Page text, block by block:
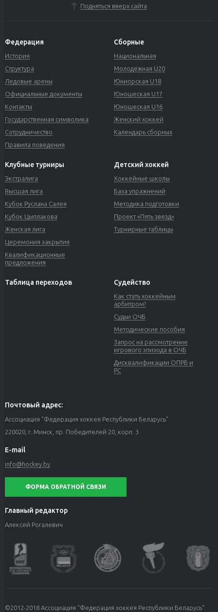
Подняться вверх сайта
Федерация
История
Структура
Ледовые арены
Официальные документы
Контакты
Государственная символика
Сотрудничество
Правила поведения
Сборные
Национальная
Молодежная U20
Юниорская U18
Юношеская U17
Юношеская U16
Женский хоккей
Календарь сборных
Клубные турниры
Экстралига
Высшая лига
Кубок Руслана Салея
Кубок Цыплакова
Женская лига
Церемония закрытия
Квалификационные
предложения
Детский хоккей
Хоккейные школы
База упражнений
Методика подготовки
Проект «Пять звезд»
Турнирные таблицы
Таблица переходов Судейство
Как стать хоккейным
арбитром?
Судьи ОЧБ
Методические пособия
Запрос на рассмотрение
игрового эпизода в ОЧБ
Дисквалификации ОПРБ и
РС
Почтовый адрес:
Ассоциация "Федерация хоккея Республики Беларусь"
220020, г. Минск, пр. Победителей 20, корп. 3
E-mail
info@hockey.by
ФОРМА ОБРАТНОЙ СВЯЗИ
Главный редактор
Алексей Рогалевич
©2012-2018 Ассоциация "Федерация хоккея Республики Беларусь".